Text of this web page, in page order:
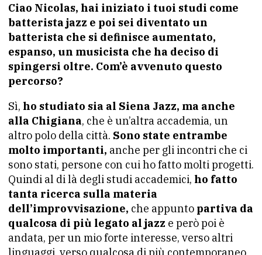
Ciao Nicolas, hai iniziato i tuoi studi come
batterista jazz e poi sei diventato un
batterista che si definisce aumentato,
espanso, un musicista che ha deciso di
spingersi oltre. Com’è avvenuto questo
percorso?
Sì, ho studiato sia al Siena Jazz, ma anche
alla Chigiana, che è un’altra accademia, un
altro polo della città. Sono state entrambe
molto importanti, anche per gli incontri che ci
sono stati, persone con cui ho fatto molti progetti.
Quindi al di là degli studi accademici, ho fatto
tanta ricerca sulla materia
dell’improvvisazione, che appunto partiva da
qualcosa di più legato al jazz e però poi è
andata, per un mio forte interesse, verso altri